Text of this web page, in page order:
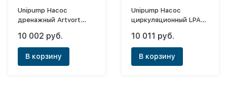
Unipump Насос
дренажный Artvort
10 002 руб.
В корзину
Unipump Насос
циркуляционный LPA
10 011 руб.
В корзину